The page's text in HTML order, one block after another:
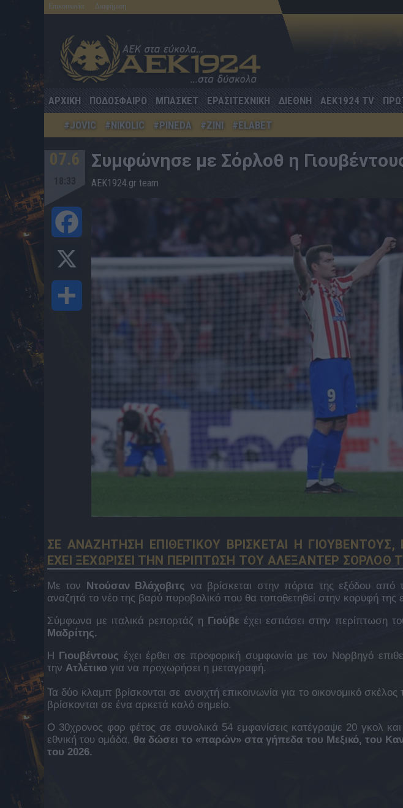
Επικοινωνία Διαφήμιση
ΑΡΧΙΚΗ ΠΟΔΟΣΦΑΙΡΟ ΜΠΑΣΚΕΤ ΕΡΑΣΙΤΕΧΝΙΚΗ ΔΙΕΘΝΗ AEK1924 TV
#JOVIC
#NIKOLIC #PINEDA #ZINI #ELABET
07.6 Συμφώνησε με Σόρλοθ η
AEK1924.gr team
ΣΕ ΑΝΑΖΗΤΗΣΗ ΕΠΙΘΕΤΙΚΟΥ ΒΡΙΣΚΕΤΑΙ Η
ΕΧΕΙ ΞΕΧΩΡΙΣΕΙ ΤΗΝ ΠΕΡΙΠΤΩΣΗ ΤΟΥ ΑΛΕΞΑΝΤΕΡ ΣΟΡΛΟΘ
Με τον Ντούσαν Βλάχοβιτς να βρίσκεται στην πόρτα της εξόδου από
αναζητά το νέο της βαρύ πυροβολικό που θα τοποθετηθεί στην κορυφή της
Σύμφωνα με ιταλικά ρεπορτάζ η Γιούβε έχει εστιάσει στην περίπτωση
Μαδρίτης.
Η Γιουβέντους έχει έρθει σε προφορική συμφωνία με τον Νορβηγό
την Ατλέτικο για να προχωρήσει η μεταγραφή.
Τα δύο κλαμπ βρίσκονται σε ανοιχτή επικοινωνία για το οικονομικό
βρίσκονται σε ένα αρκετά καλό σημείο.
Ο 30χρονος φορ φέτος σε συνολικά 54 εμφανίσεις κατέγραψε 20 γκολ και
εθνική του ομάδα, θα δώσει το «παρών» στα γήπεδα του Μεξικό, του
του 2026.